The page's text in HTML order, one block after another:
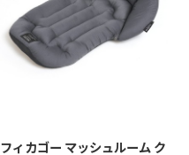
フィカゴー マッシュルーム ク